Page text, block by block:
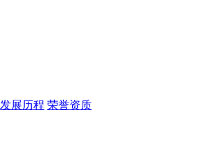
发展历程 荣誉资质